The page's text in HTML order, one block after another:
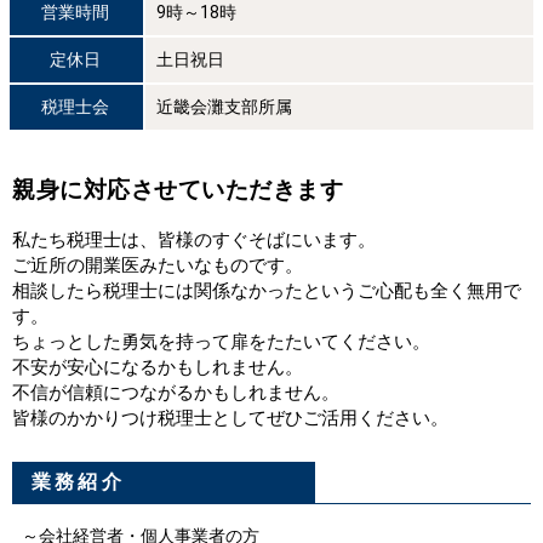
営業時間 9時～18時
定休日 土日祝日
税理士会 近畿会灘支部所属
親身に対応させていただきます
私たち税理士は、皆様のすぐそばにいます。
ご近所の開業医みたいなものです。
相談したら税理士には関係なかったというご心配も全く無用で
す。
ちょっとした勇気を持って扉をたたいてください。
不安が安心になるかもしれません。
不信が信頼につながるかもしれません。
皆様のかかりつけ税理士としてぜひご活用ください。
業務紹介
～会社経営者・個人事業者の方